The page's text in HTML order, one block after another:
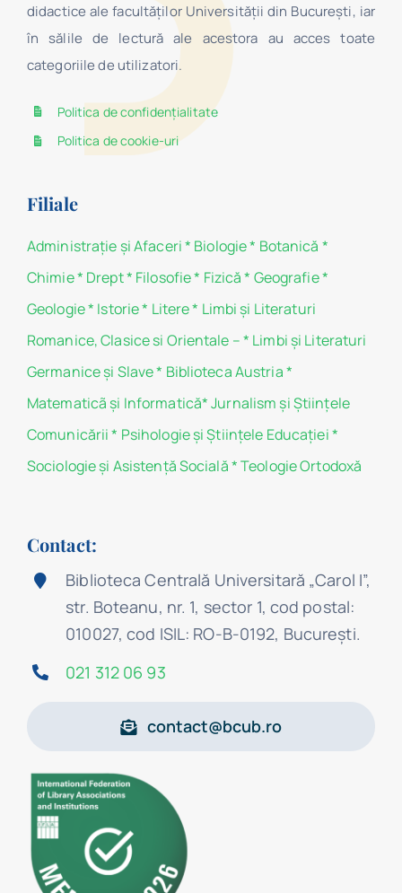
didactice ale facultăților Universității din București, iar
în sălile de lectură ale acestora au acces toate
categoriile de utilizatori.
Politica de confidențialitate
Politica de cookie-uri
Filiale
Administraţie şi Afaceri* Biologie* Botanică *
Chimie* Drept* Filosofie* Fizică * Geografie*
Geologie* Istorie* Litere* Limbi și Literaturi
Romanice, Clasice si Orientale –* Limbi și Literaturi
Germanice şi Slave* Biblioteca Austria*
Matematicã și Informatică*Jurnalism şi Ştiinţele
Comunicării * Psihologie şi Ştiinţele Educaţiei*
Sociologie şi Asistenţă Socială*Teologie Ortodoxă
Contact:
Biblioteca Centrală Universitară „Carol I”,
str. Boteanu, nr. 1, sector 1, cod postal:
010027, cod ISIL: RO-B-0192, Bucureşti.
021 312 06 93
contact@bcub.ro